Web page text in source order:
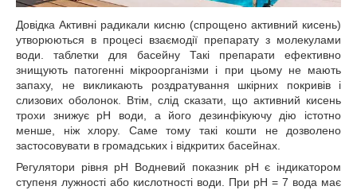
Довідка Активні радикали кисню (спрощено активний кисень)
утворюються в процесі взаємодії препарату з молекулами
води. таблетки для басейну Такі препарати ефективно
знищують патогенні мікроорганізми і при цьому не мають
запаху, не викликають роздратування шкірних покривів і
слизових оболонок. Втім, слід сказати, що активний кисень
трохи знижує рН води, а його дезинфікуючу дію істотно
менше, ніж хлору. Саме тому такі кошти не дозволено
застосовувати в громадських і відкритих басейнах.
Регулятори рівня рН Водневий показник рН є індикатором
ступеня лужності або кислотності води. При рН = 7 вода має